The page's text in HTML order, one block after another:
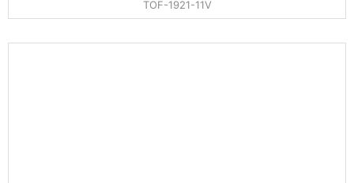
TOF-1921-11V